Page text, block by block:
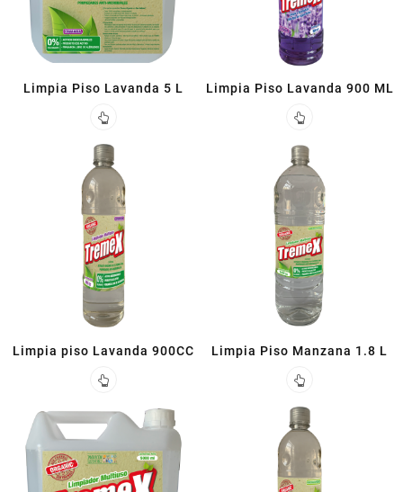
Limpia Piso Lavanda 5 L Limpia Piso Lavanda 900 ML
Limpia piso Lavanda 900CC Limpia Piso Manzana 1.8 L